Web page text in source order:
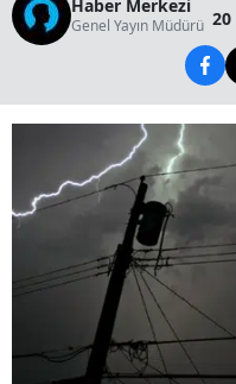
Haber Merkezi
Genel Yayın Müdürü 20